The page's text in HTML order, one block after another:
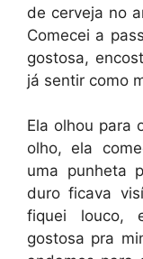
de cerveja no
Comecei a
gostosa,
já sentir como
Ela olhou para
olho, ela
uma punheta
duro ficava
fiquei louco,
gostosa pra